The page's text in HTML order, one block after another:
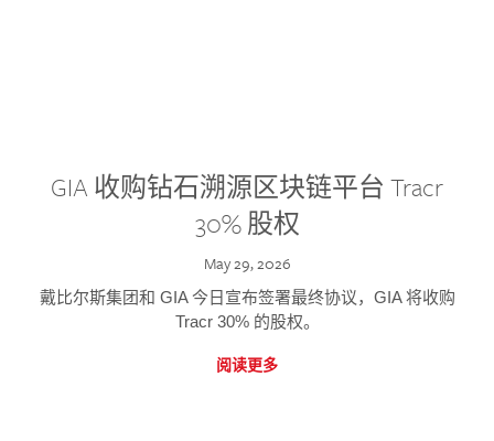
GIA 收购钻石溯源区块链平台 Tracr
30% 股权
May 29, 2026
戴比尔斯集团和 GIA 今日宣布签署最终协议，GIA 将收购
Tracr 30% 的股权。
阅读更多